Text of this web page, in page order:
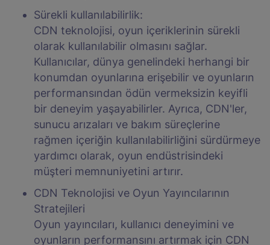
Sürekli kullanılabilirlik:
CDN teknolojisi, oyun içeriklerinin sürekli
olarak kullanılabilir olmasını sağlar.
Kullanıcılar, dünya genelindeki herhangi bir
konumdan oyunlarına erişebilir ve oyunların
performansından ödün vermeksizin keyifli
bir deneyim yaşayabilirler. Ayrıca, CDN'ler,
sunucu arızaları ve bakım süreçlerine
rağmen içeriğin kullanılabilirliğini sürdürmeye
yardımcı olarak, oyun endüstrisindeki
müşteri memnuniyetini artırır.
CDN Teknolojisi ve Oyun Yayıncılarının
Stratejileri
Oyun yayıncıları, kullanıcı deneyimini ve
oyunların performansını artırmak için CDN